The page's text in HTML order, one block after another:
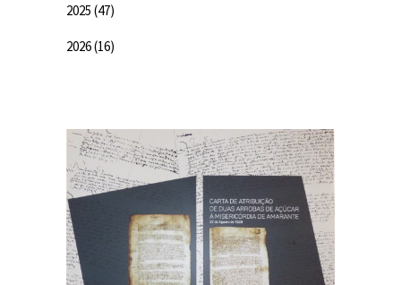
2025 (47)
2026(16)